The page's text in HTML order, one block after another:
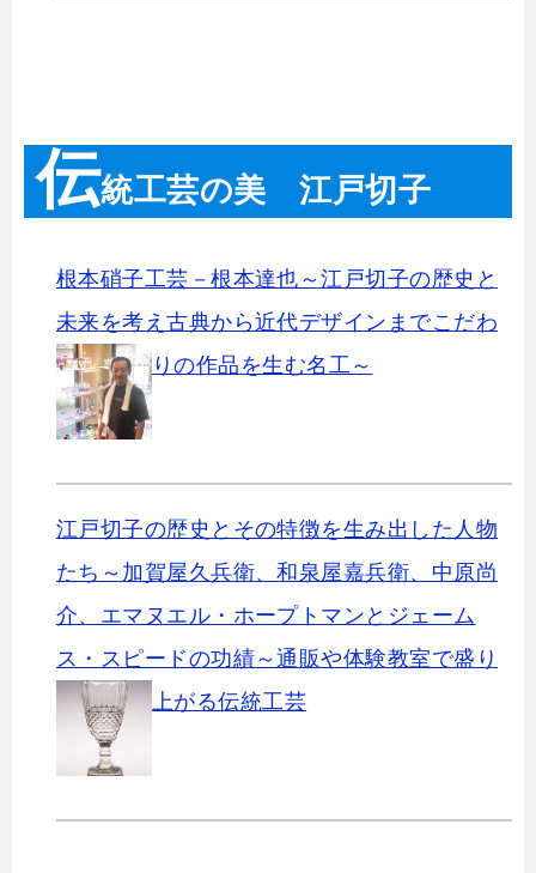
伝統工芸の美 江戸切子
根本硝子工芸－根本達也～江戸切子の歴史と
未来を考え古典から近代デザインまでこだわ
りの作品を生む名工～
江戸切子の歴史とその特徴を生み出した人物
たち～加賀屋久兵衛、和泉屋嘉兵衛、中原尚
介、エマヌエル・ホープトマンとジェーム
ス・スピードの功績～通販や体験教室で盛り
上がる伝統工芸